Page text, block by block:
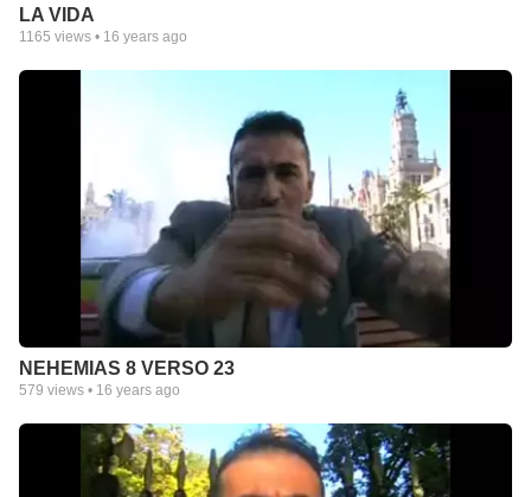
LA VIDA
1165 views • 16 years ago
NEHEMIAS 8 VERSO 23
579 views • 16 years ago